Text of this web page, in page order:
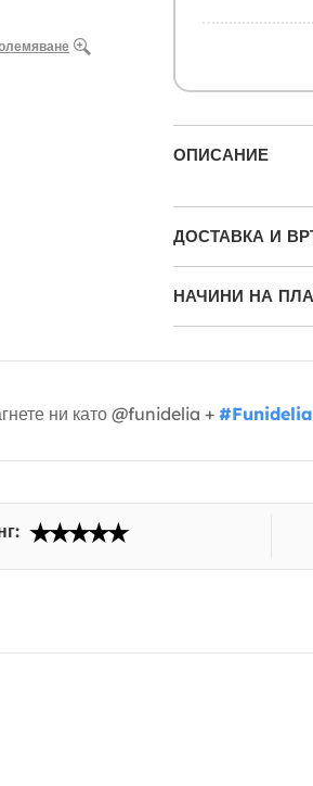
ОПИСАНИЕ
ДОСТАВКА И
НАЧИНИ НА
ни като @funidelia + #Funidelia